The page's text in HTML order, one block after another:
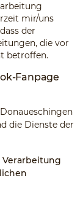
mir/uns
der
die vor
betroffen.
Fanpage
die Dienste der